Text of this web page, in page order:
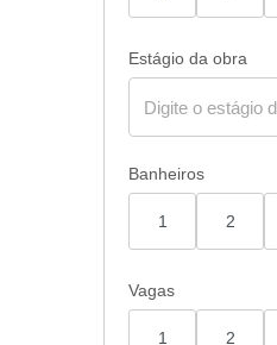
Estágio da obra
Banheiros
1 2
Vagas
1 2